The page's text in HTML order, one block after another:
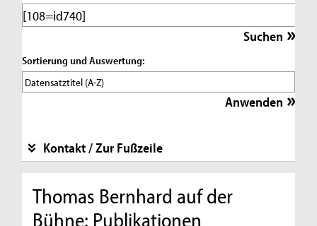
Sortierung und Auswertung:
Kontakt / Zur Fußzeile
Thomas Bernhard auf der
Bühne: Publikationen